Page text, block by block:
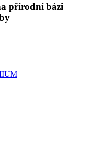
přírodní bázi